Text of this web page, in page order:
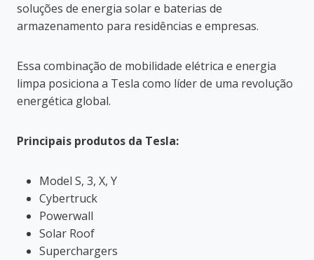
soluções de energia solar e baterias de
armazenamento para residências e empresas.
Essa combinação de mobilidade elétrica e energia
limpa posiciona a Tesla como líder de uma revolução
energética global.
Principais produtos da Tesla:
Model S, 3, X, Y
Cybertruck
Powerwall
Solar Roof
Superchargers